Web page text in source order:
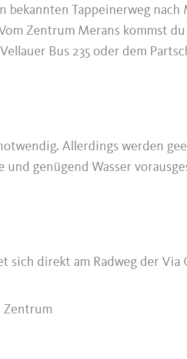
bekannten Tappeinerweg nach
Zentrum Merans kommst
Bus 235 oder dem
Allerdings werden
und genügend Wasser
sich direkt am Radweg der Via
Zentrum